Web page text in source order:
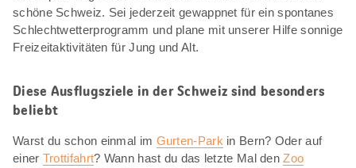
schöne Schweiz. Sei jederzeit gewappnet für ein spontanes
Schlechtwetterprogramm und plane mit unserer Hilfe sonnige
Freizeitaktivitäten für Jung und Alt.
Diese Ausflugsziele in der Schweiz sind besonders
beliebt
Warst du schon einmal im Gurten-Park in Bern? Oder auf
einer Trottifahrt? Wann hast du das letzte Mal denZoo